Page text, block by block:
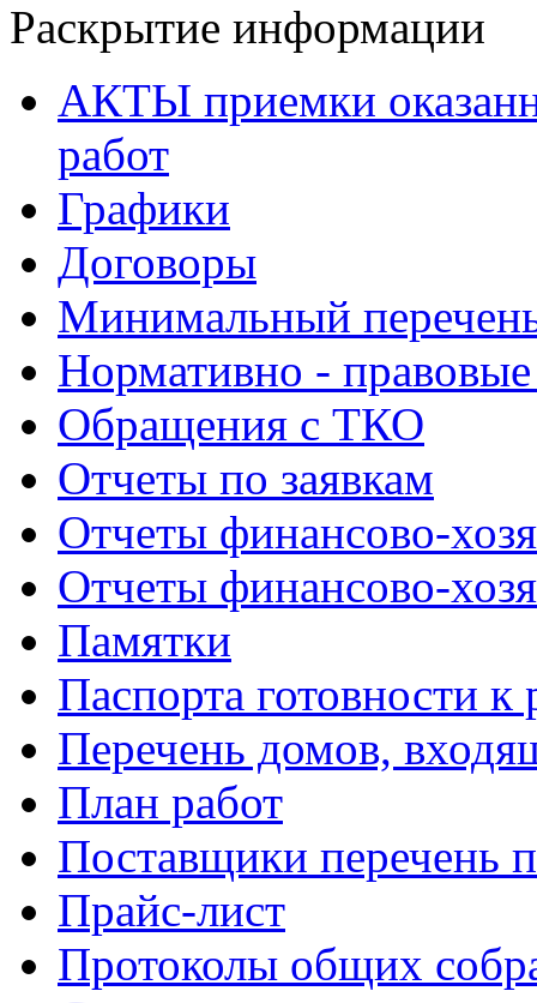
Раскрытие информации
АКТЫ приемки
работ
Графики
Договоры
Минимальный
Нормативно -
Обращения с ТКО
Отчеты по заявкам
Отчеты финансово-
Отчеты финансово-
Памятки
Паспорта готовности
Перечень домов,
План работ
Поставщики перечень
Прайс-лист
Протоколы общих